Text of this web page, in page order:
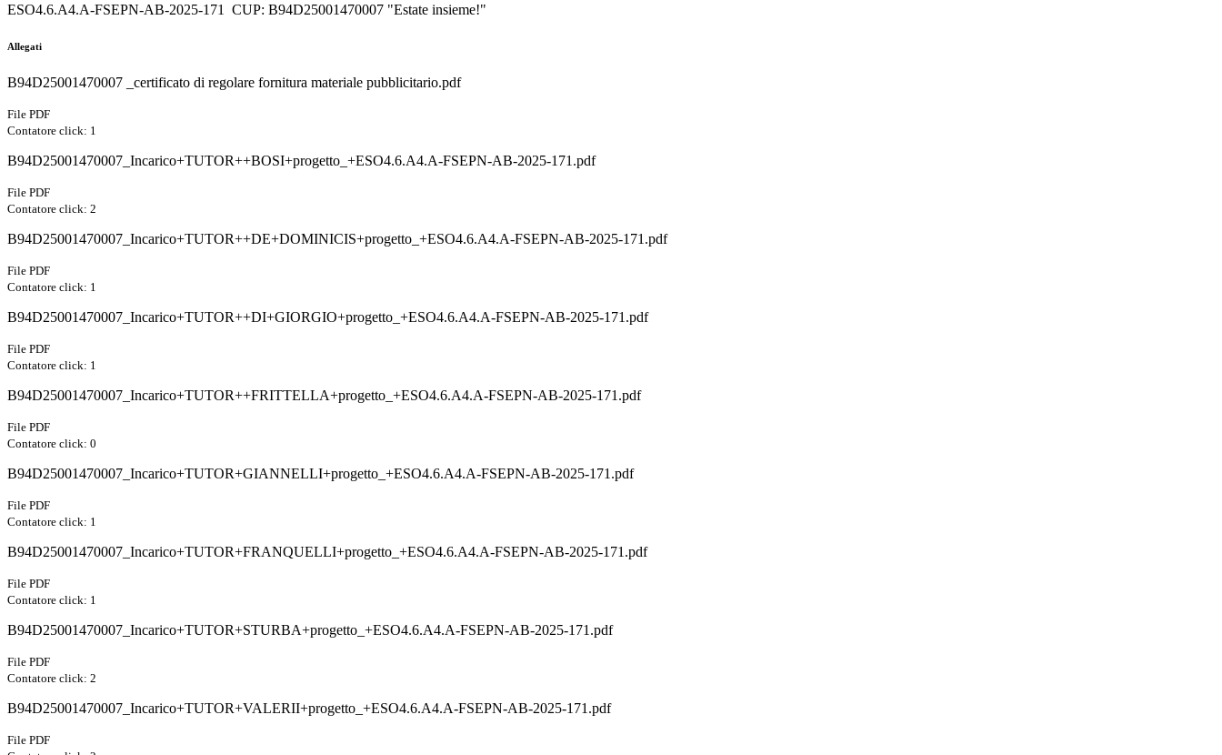
ESO4.6.A4.A-FSEPN-AB-2025-171 CUP: B94D25001470007 "Estate insieme!"
Allegati
B94D25001470007 _certificato di regolare fornitura materiale pubblicitario.pdf
File PDF
Contatore click: 1
B94D25001470007_Incarico+TUTOR++BOSI+progetto_+ESO4.6.A4.A-FSEPN-AB-2025-171.pdf
File PDF
Contatore click: 2
B94D25001470007_Incarico+TUTOR++DE+DOMINICIS+progetto_+ESO4.6.A4.A-FSEPN-AB-2025-171.pdf
File PDF
Contatore click: 1
B94D25001470007_Incarico+TUTOR++DI+GIORGIO+progetto_+ESO4.6.A4.A-FSEPN-AB-2025-171.pdf
File PDF
Contatore click: 1
B94D25001470007_Incarico+TUTOR++FRITTELLA+progetto_+ESO4.6.A4.A-FSEPN-AB-2025-171.pdf
File PDF
Contatore click: 0
B94D25001470007_Incarico+TUTOR+GIANNELLI+progetto_+ESO4.6.A4.A-FSEPN-AB-2025-171.pdf
File PDF
Contatore click: 1
B94D25001470007_Incarico+TUTOR+FRANQUELLI+progetto_+ESO4.6.A4.A-FSEPN-AB-2025-171.pdf
File PDF
Contatore click: 1
B94D25001470007_Incarico+TUTOR+STURBA+progetto_+ESO4.6.A4.A-FSEPN-AB-2025-171.pdf
File PDF
Contatore click: 2
B94D25001470007_Incarico+TUTOR+VALERII+progetto_+ESO4.6.A4.A-FSEPN-AB-2025-171.pdf
File PDF